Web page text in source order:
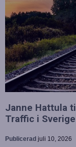
Janne Hattula
Traffic i
Publicerad juli 10, 2026